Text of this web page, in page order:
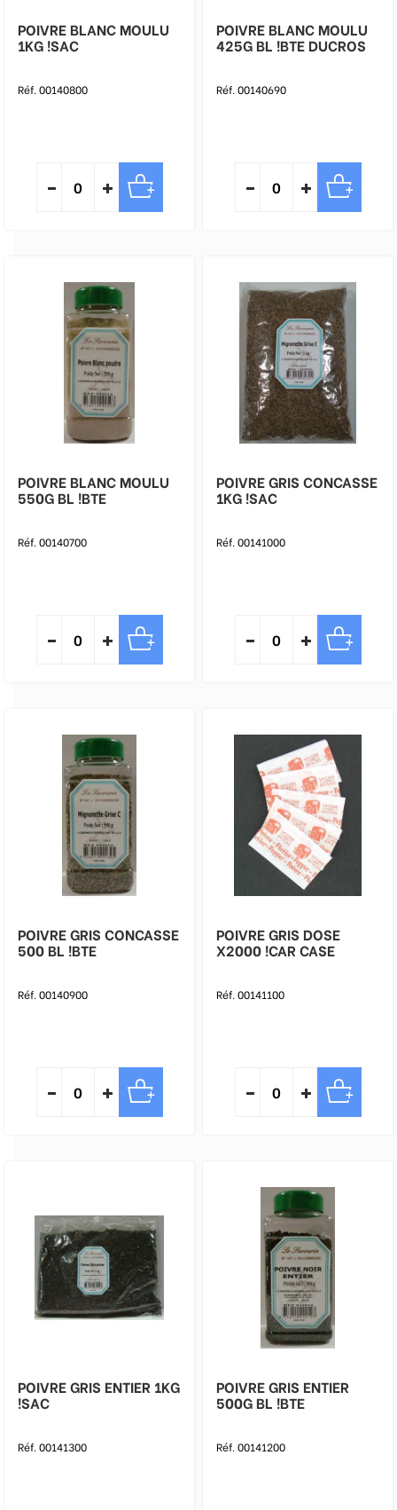
POIVRE BLANC MOULU
1KG !SAC
Réf. 00140800
POIVRE BLANC MOULU
425G BL !BTE DUCROS
Réf. 00140690
POIVRE BLANC MOULU
550G BL !BTE
Réf. 00140700
POIVRE GRIS CONCASSE
1KG !SAC
Réf. 00141000
POIVRE GRIS CONCASSE
500 BL !BTE
Réf. 00140900
POIVRE GRIS DOSE
X2000 !CAR CASE
Réf. 00141100
POIVRE GRIS ENTIER 1KG
!SAC
Réf. 00141300
POIVRE GRIS ENTIER
500G BL !BTE
Réf. 00141200